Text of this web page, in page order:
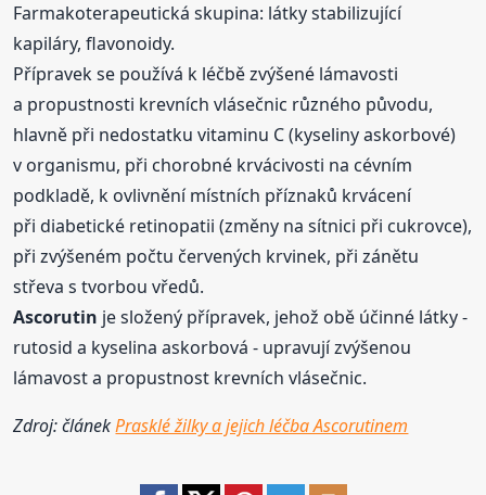
Farmakoterapeutická skupina: látky stabilizující
kapiláry, flavonoidy.
Přípravek se používá k léčbě zvýšené lámavosti
a propustnosti krevních vlásečnic různého původu,
hlavně při nedostatku vitaminu C (kyseliny askorbové)
v organismu, při chorobné krvácivosti na cévním
podkladě, k ovlivnění místních příznaků krvácení
při diabetické retinopatii (změny na sítnici při cukrovce),
při zvýšeném počtu červených krvinek, při zánětu
střeva s tvorbou vředů.
Ascorutin je složený přípravek, jehož obě účinné látky -
rutosid a kyselina askorbová - upravují zvýšenou
lámavost a propustnost krevních vlásečnic.
Zdroj: článekPrasklé žilky a jejich léčba Ascorutinem